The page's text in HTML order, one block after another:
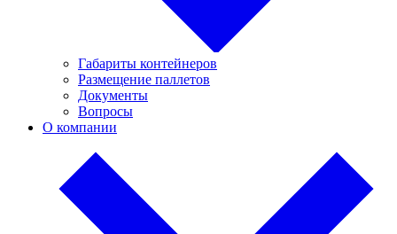
Габариты контейнеров
Размещение паллетов
Документы
Вопросы
О компании